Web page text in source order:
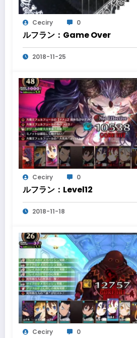
Ceciry 0
ルフラン：Game Over
2018-11-25
Ceciry 0
ルフラン：Level12
2018-11-18
Ceciry 0